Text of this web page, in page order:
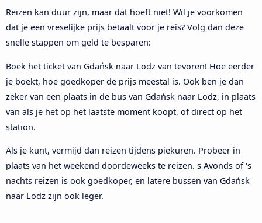
Reizen kan duur zijn, maar dat hoeft niet! Wil je voorkomen
dat je een vreselijke prijs betaalt voor je reis? Volg dan deze
snelle stappen om geld te besparen:
Boek het ticket van Gdańsk naar Lodz van tevoren! Hoe eerder
je boekt, hoe goedkoper de prijs meestal is. Ook ben je dan
zeker van een plaats in de bus van Gdańsk naar Lodz, in plaats
van als je het op het laatste moment koopt, of direct op het
station.
Als je kunt, vermijd dan reizen tijdens piekuren. Probeer in
plaats van het weekend doordeweeks te reizen. s Avonds of 's
nachts reizen is ook goedkoper, en latere bussen van Gdańsk
naar Lodz zijn ook leger.